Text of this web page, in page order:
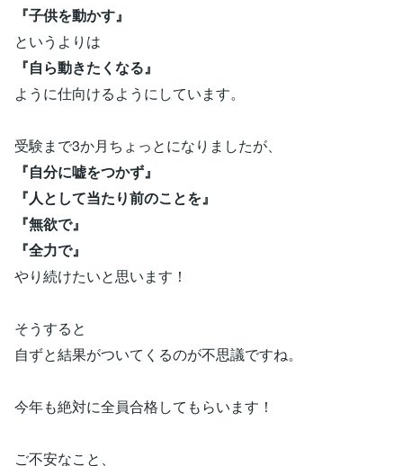
『子供を動かす』
というよりは
『自ら動きたくなる』
ように仕向けるようにしています。
受験まで3か月ちょっとになりましたが、
『自分に嘘をつかず』
『人として当たり前のことを』
『無欲で』
『全力で』
やり続けたいと思います！
そうすると
自ずと結果がついてくるのが不思議ですね。
今年も絶対に全員合格してもらいます！
ご不安なこと、